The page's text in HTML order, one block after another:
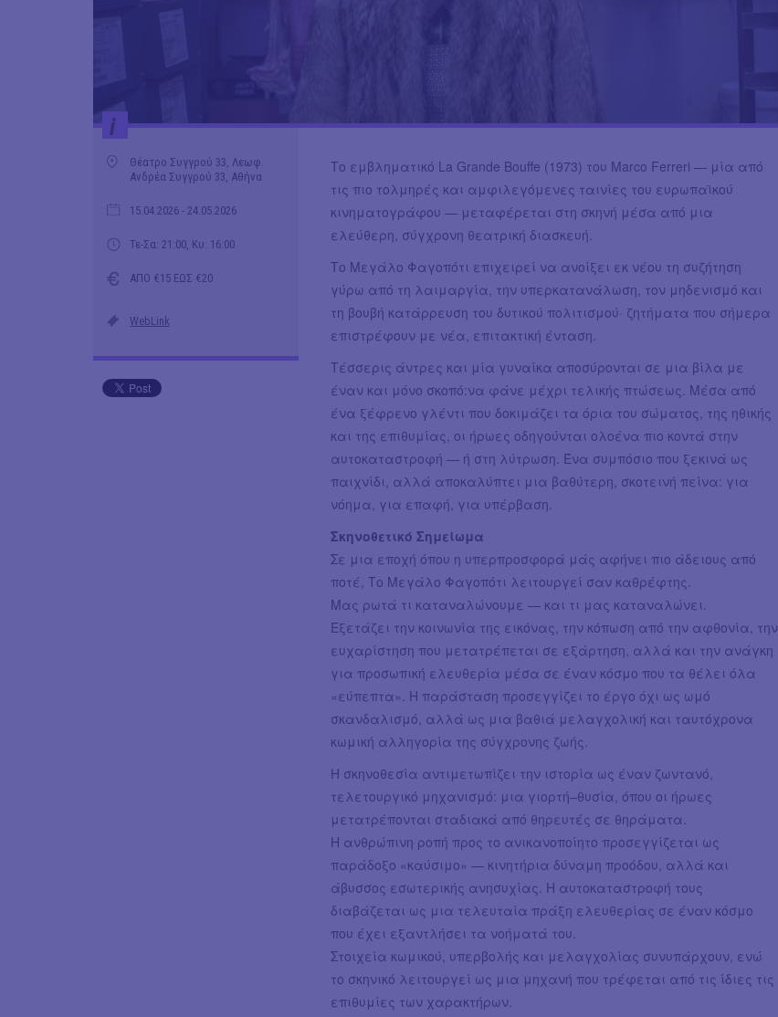
i
Θέατρο Συγγρού 33, Λεωφ.
Ανδρέα Συγγρού 33, Αθήνα
15.04.2026 - 24.05.2026
Τε-Σα: 21:00, Κυ: 16:00
ΑΠΟ €15 ΕΩΣ €20
WebLink
Το εμβληματικό La Grande Bouffe (1973) του Marco Ferreri — μία από
τις πιο τολμηρές και αμφιλεγόμενες ταινίες του ευρωπαϊκού
κινηματογράφου — μεταφέρεται στη σκηνή μέσα από μια
ελεύθερη, σύγχρονη θεατρική διασκευή.
Το Μεγάλο Φαγοπότι επιχειρεί να ανοίξει εκ νέου τη συζήτηση
γύρω από τη λαιμαργία, την υπερκατανάλωση, τον μηδενισμό και
τη βουβή κατάρρευση του δυτικού πολιτισμού· ζητήματα που σήμερα
επιστρέφουν με νέα, επιτακτική ένταση.
Τέσσερις άντρες και μία γυναίκα αποσύρονται σε μια βίλα με
έναν και μόνο σκοπό:να φάνε μέχρι τελικής πτώσεως. Μέσα από
ένα ξέφρενο γλέντι που δοκιμάζει τα όρια του σώματος, της ηθικής
και της επιθυμίας, οι ήρωες οδηγούνται ολοένα πιο κοντά στην
αυτοκαταστροφή — ή στη λύτρωση. Ένα συμπόσιο που ξεκινά ως
παιχνίδι, αλλά αποκαλύπτει μια βαθύτερη, σκοτεινή πείνα: για
νόημα, για επαφή, για υπέρβαση.
Σκηνοθετικό Σημείωμα
Σε μια εποχή όπου η υπερπροσφορά μάς αφήνει πιο άδειους από
ποτέ, Το Μεγάλο Φαγοπότι λειτουργεί σαν καθρέφτης.
Μας ρωτά τι καταναλώνουμε — και τι μας καταναλώνει.
Εξετάζει την κοινωνία της εικόνας, την κόπωση από την αφθονία, την
ευχαρίστηση που μετατρέπεται σε εξάρτηση, αλλά και την ανάγκη
για προσωπική ελευθερία μέσα σε έναν κόσμο που τα θέλει όλα
«εύπεπτα». Η παράσταση προσεγγίζει το έργο όχι ως ωμό
σκανδαλισμό, αλλά ως μια βαθιά μελαγχολική και ταυτόχρονα
κωμική αλληγορία της σύγχρονης ζωής.
Η σκηνοθεσία αντιμετωπίζει την ιστορία ως έναν ζωντανό,
τελετουργικό μηχανισμό: μια γιορτή–θυσία, όπου οι ήρωες
μετατρέπονται σταδιακά από θηρευτές σε θηράματα.
Η ανθρώπινη ροπή προς το ανικανοποίητο προσεγγίζεται ως
παράδοξο «καύσιμο» — κινητήρια δύναμη προόδου, αλλά και
άβυσσος εσωτερικής ανησυχίας. Η αυτοκαταστροφή τους
διαβάζεται ως μια τελευταία πράξη ελευθερίας σε έναν κόσμο
που έχει εξαντλήσει τα νοήματά του.
Στοιχεία κωμικού, υπερβολής και μελαγχολίας συνυπάρχουν, ενώ
το σκηνικό λειτουργεί ως μια μηχανή που τρέφεται από τις ίδιες τις
επιθυμίες των χαρακτήρων.